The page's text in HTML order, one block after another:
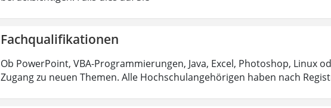
Fachqualifikationen
Ob PowerPoint, VBA-Programmierungen, Java, Excel, Photoshop, Linux
Zugang zu neuen Themen. Alle Hochschulangehörigen haben nach